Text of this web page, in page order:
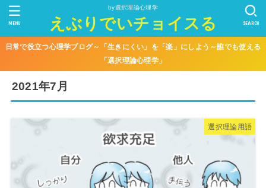
by選択理論心理学
えぶりでいチョイスる SEARCH
MENU
日常で役立つ心理学ブログ～「生きにくい」を「楽」にしよう～誰でも使える
「選択理論心理学」
2021年7月
選択理論用語